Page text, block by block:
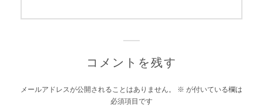
ナ
ー
コメントを残す
メールアドレスが公開されることはありません。 ※ が付いている欄は
必須項目です